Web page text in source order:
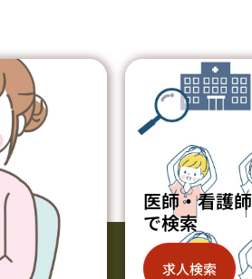
医師・看護
で検索
求人検索